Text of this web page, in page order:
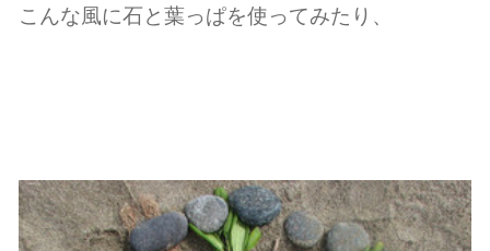
こんな風に石と葉っぱを使ってみたり、